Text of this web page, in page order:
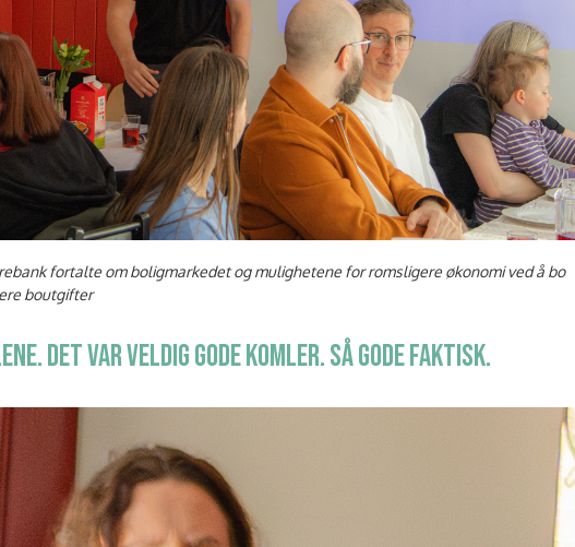
fortalte om boligmarkedet og mulighetene for romsligere økonomi ved å bo
boutgifter
DET VAR VELDIG GODE KOMLER. SÅ GODE FAKTISK.